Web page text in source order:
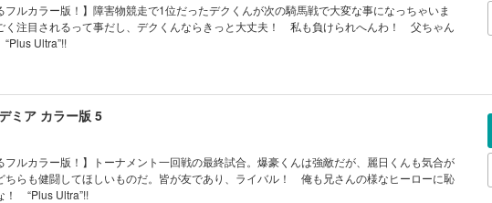
フルカラー版！】障害物競走で1位だったデクくんが次の騎馬戦で大変な事になっちゃいま
く注目されるって事だし、デクくんならきっと大丈夫！ 私も負けられへんわ！ 父ちゃん
Ultra”!!
ミア カラー版 5
フルカラー版！】トーナメント一回戦の最終試合。爆豪くんは強敵だが、麗日くんも気合が
ちらも健闘してほしいものだ。皆が友であり、ライバル！ 俺も兄さんの様なヒーローに恥
！ “Plus Ultra”!!